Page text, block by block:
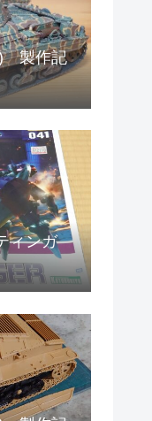
製作記
ィンガ